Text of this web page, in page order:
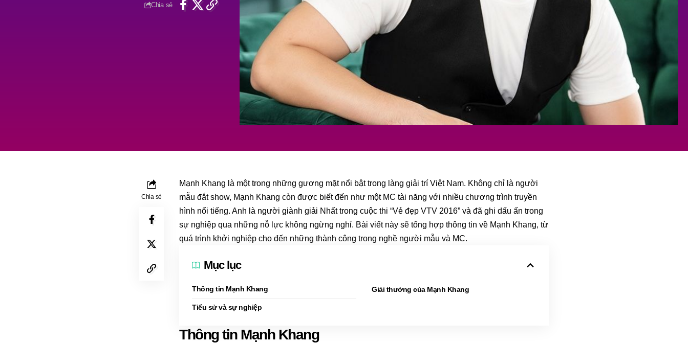
Chia sẻ
Chia sẻ
Mạnh Khang là một trong những gương mặt nổi bật trong làng giải trí Việt Nam. Không chỉ là người
mẫu đắt show, Mạnh Khang còn được biết đến như một MC tài năng với nhiều chương trình truyền
hình nổi tiếng. Anh là người giành giải Nhất trong cuộc thi “Vẻ đẹp VTV 2016” và đã ghi dấu ấn trong
sự nghiệp qua những nỗ lực không ngừng nghỉ. Bài viết này sẽ tổng hợp thông tin về Mạnh Khang, từ
quá trình khởi nghiệp cho đến những thành công trong nghề người mẫu và MC.
Mục lục
Thông tin Mạnh Khang
Tiểu sử và sự nghiệp
Giải thưởng của Mạnh Khang
Thông tin Mạnh Khang